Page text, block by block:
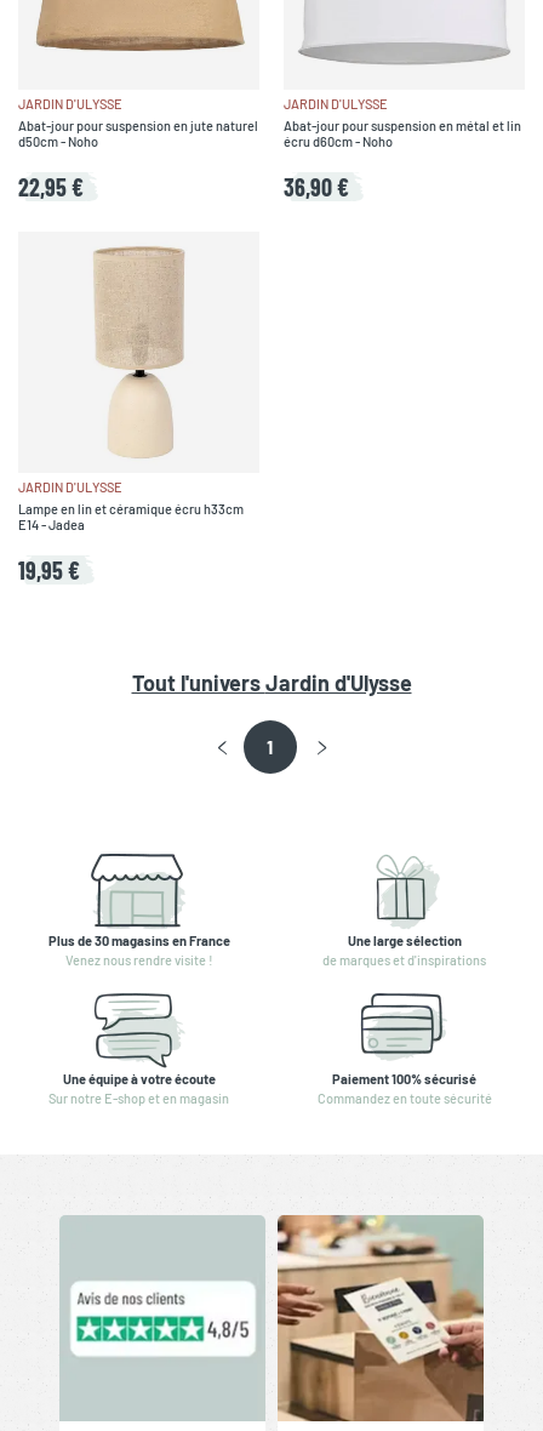
JARDIN D'ULYSSE
Abat-jour pour suspension en jute naturel
d50cm - Noho
22,95 €
JARDIN D'ULYSSE
Abat-jour pour suspension en métal et lin
écru d60cm - Noho
36,90 €
JARDIN D'ULYSSE
Lampe en lin et céramique écru h33cm
E14 - Jadea
19,95 €
Tout l'universJardin d'Ulysse
1
Plus de 30 magasins en France
Venez nous rendre visite !
Une large sélection
de marques et d'inspirations
Une équipe à votre écoute
Sur notre E-shop et en magasin
Paiement 100% sécurisé
Commandez en toute sécurité